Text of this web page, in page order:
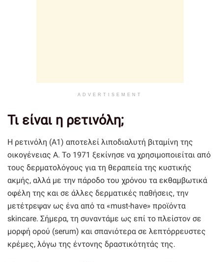
ADVERTISEMENT
Τι είναι η ρετινόλη;
Η ρετινόλη (Α1) αποτελεί λιποδιαλυτή βιταμίνη της
οικογένειας Α. Το 1971 ξεκίνησε να χρησιμοποιείται από
τους δερματολόγους για τη θεραπεία της κυστικής
ακμής, αλλά με την πάροδο του χρόνου τα εκθαμβωτικά
οφέλη της και σε άλλες δερματικές παθήσεις, την
μετέτρεψαν ως ένα από τα «must-have» προϊόντα
skincare. Σήμερα, τη συναντάμε ως επί το πλείστον σε
μορφή ορού (serum) και σπανιότερα σε λεπτόρρευστες
κρέμες, λόγω της έντονης δραστικότητάς της.